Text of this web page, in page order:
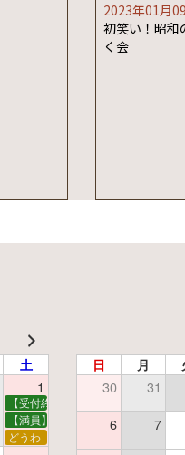
2023年01月
初笑い！昭和
く会
土
1
【受付終了】親子で挑戦！調べ学習
【満員】夏休み読書感想文教室
どうわ
日 月
30 31
6 7